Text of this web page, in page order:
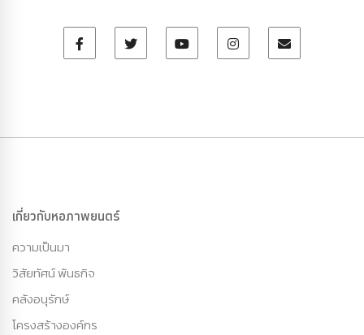
เกี่ยวกับหอภาพยนตร์
ความเป็นมา
วิสัยทัศน์ พันธกิจ
คลังอนุรักษ์
โครงสร้างองค์กร